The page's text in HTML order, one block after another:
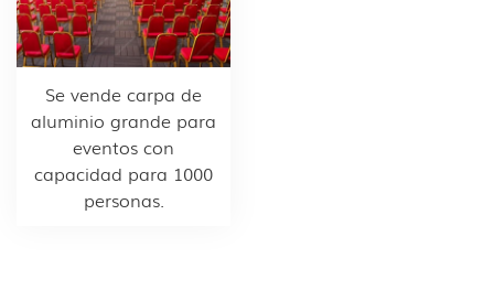
Se vende carpa de
aluminio grande para
eventos con
capacidad para 1000
personas.